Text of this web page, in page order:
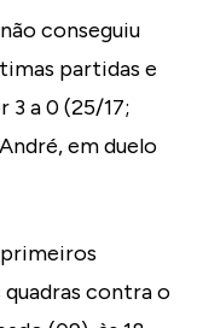
conseguiu
partidas e
3 a 0 (25/17;
em duelo
contra o